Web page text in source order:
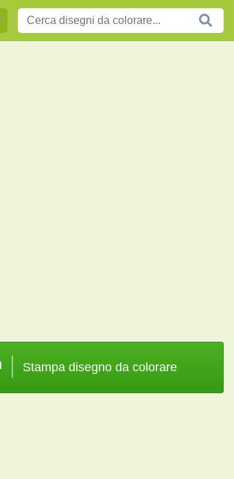
Stampa disegno da colorare